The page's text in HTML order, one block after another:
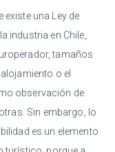
existe una Ley de
industria en Chile,
tamaños
o el
observación de
Sin embargo, lo
es un elemento